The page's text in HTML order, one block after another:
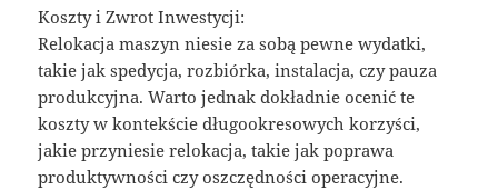
Koszty i Zwrot Inwestycji:
Relokacja maszyn niesie za sobą pewne wydatki,
takie jak spedycja, rozbiórka, instalacja, czy pauza
produkcyjna. Warto jednak dokładnie ocenić te
koszty w kontekście długookresowych korzyści,
jakie przyniesie relokacja, takie jak poprawa
produktywności czy oszczędności operacyjne.